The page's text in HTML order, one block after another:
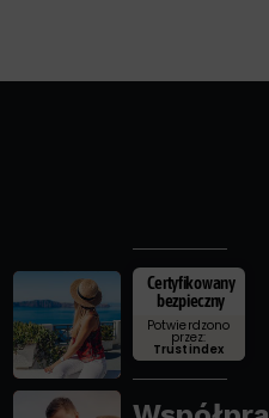
Certyfikowany
bezpieczny
Potwierdzono
przez:
Trustindex